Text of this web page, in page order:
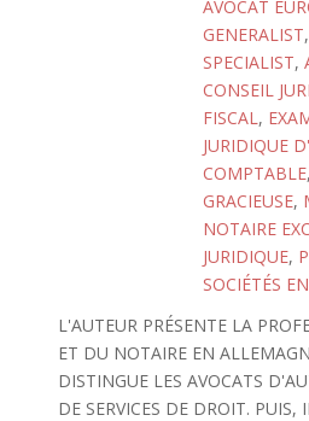
AVOCAT
GENERALIST,
SPECIALIST,
CONSEIL
FISCAL,
JURIDIQUE
COMPTABLE,
GRACIEUSE,
NOTAIRE
JURIDIQUE,
SOCIÉTÉS
L'AUTEUR PRÉSENTE LA
ET DU NOTAIRE EN
DISTINGUE LES AVOCATS
DE SERVICES DE DROIT. PUIS,